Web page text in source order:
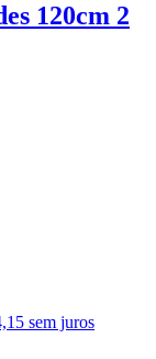
120cm 2
sem juros